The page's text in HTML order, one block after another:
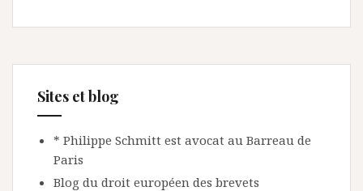
Sites et blog
* Philippe Schmitt est avocat au Barreau de
Paris
Blog du droit européen des brevets